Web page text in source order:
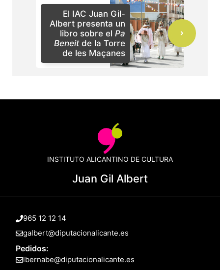
El IAC Juan Gil-
Albert presenta un
libro sobre el Pa
Beneitde la Torre
de les Maçanes
INSTITUTO ALICANTINO DE CULTURA
Juan Gil Albert
965 12 12 14
galbert@diputacionalicante.es
Pedidos:
lbernabe@diputacionalicante.es